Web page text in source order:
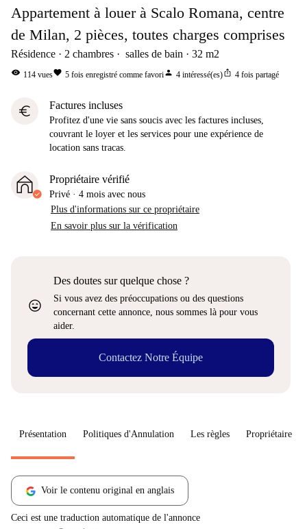
Appartement à louer à Scalo Romana, centre
de Milan, 2 pièces, toutes charges comprises
Résidence 2 chambres salles de bain 32 m2
visibility 114 vuesfavorite 5 fois enregistré comme favoriperson 4 intéressé(es)ios_share 4 fois partagé
euro Factures incluses
Profitez d'une vie sans soucis avec les factures incluses,
couvrant le loyer et les services pour une expérience de
location sans tracas.
Propriétaire vérifié
Privé · 4 mois avec nous
Plus d'informations sur ce propriétaire
En savoir plus sur la vérification
sentiment_very_satisfied
Des doutes sur quelque chose ?
Si vous avez des préoccupations ou des questions
concernant cette annonce, nous sommes là pour vous
aider.
Contactez Notre Équipe
Présentation Politiques d'Annulation Les règles Propriétaire
Voir le contenu original en anglais
Ceci est une traduction automatique de l'annonce